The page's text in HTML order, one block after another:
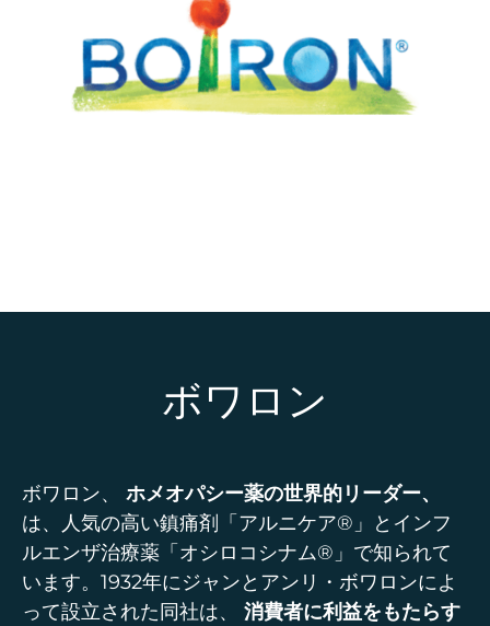
ボワロン
ボワロン、 ホメオパシー薬の世界的リーダー、
は、人気の高い鎮痛剤「アルニケア®」とインフ
ルエンザ治療薬「オシロコシナム®」で知られて
います。1932年にジャンとアンリ・ボワロンによ
って設立された同社は、
消費者に利益をもたらす